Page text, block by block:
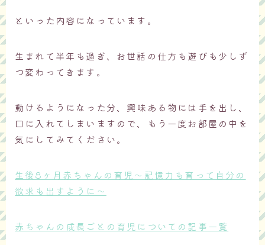
といった内容になっています。
生まれて半年も過ぎ、お世話の仕方も遊びも少しず
つ変わってきます。
動けるようになった分、興味ある物には手を出し、
口に入れてしまいますので、もう一度お部屋の中を
気にしてみてください。
生後8ヶ月赤ちゃんの育児～記憶力も育って自分の
欲求も出すように～
赤ちゃんの成長ごとの育児についての記事一覧